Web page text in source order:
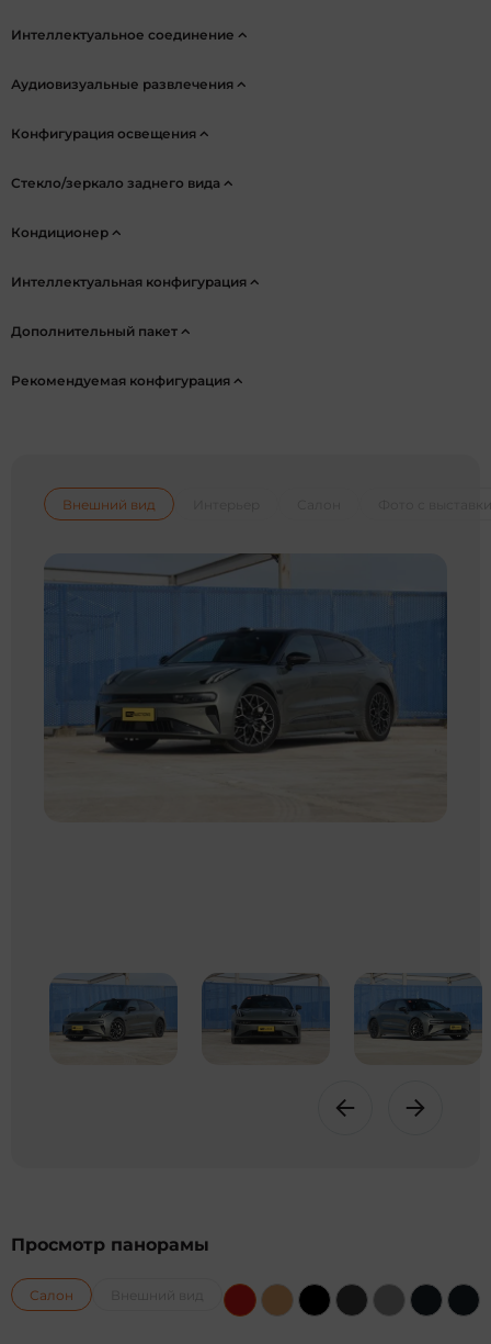
Интеллектуальное соединение
Аудиовизуальные развлечения
Конфигурация освещения
Стекло/зеркало заднего вида
Кондиционер
Интеллектуальная конфигурация
Дополнительный пакет
Рекомендуемая конфигурация
Внешний вид
Просмотр панорамы
Салон